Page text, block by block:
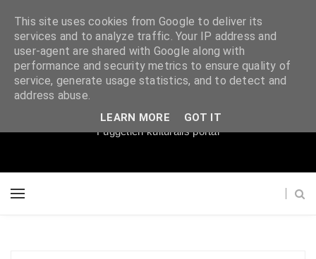
Súgópéldány
Független kulturális portál
This site uses cookies from Google to deliver its
services and to analyze traffic. Your IP address and
user-agent are shared with Google along with
performance and security metrics to ensure quality of
service, generate usage statistics, and to detect and
address abuse.
LEARN MORE GOT IT